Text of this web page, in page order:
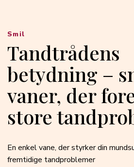
Tandtrådens
betydning –
vaner, der
store
En enkel vane, der styrker din
fremtidige tandproblemer
Smil